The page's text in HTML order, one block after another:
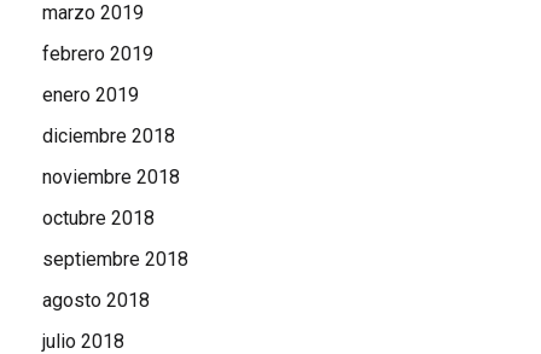
marzo 2019
febrero 2019
enero 2019
diciembre 2018
noviembre 2018
octubre 2018
septiembre 2018
agosto 2018
julio 2018